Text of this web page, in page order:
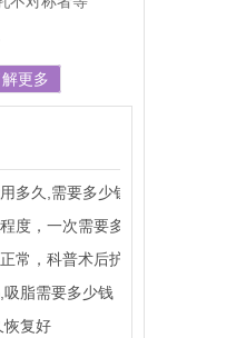
更多
多久,需要多少钱
吸脂需要多少钱
恢复好